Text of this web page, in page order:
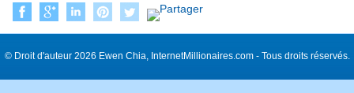
© Droit d'auteur 2026 Ewen Chia, InternetMillionaires.com - Tous droits réservés.